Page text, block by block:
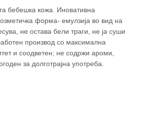
бебешка кожа. Иновативна
форма- емулзија во вид на
не остава бели траги, не ја суши
производ со максимална
и соодветен; не содржи ароми,
за долготрајна употреба.